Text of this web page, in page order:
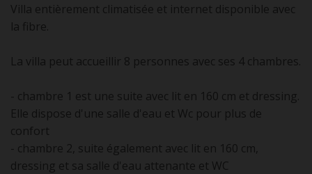
Villa entièrement climatisée et internet disponible avec
la fibre.
La villa peut accueillir 8 personnes avec ses 4 chambres.
- chambre 1 est une suite avec lit en 160 cm et dressing.
Elle dispose d'une salle d'eau et Wc pour plus de
confort
- chambre 2, suite également avec lit en 160 cm,
dressing et sa salle d'eau attenante et WC